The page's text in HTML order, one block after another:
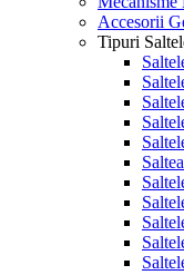
Accesorii
Tipuri